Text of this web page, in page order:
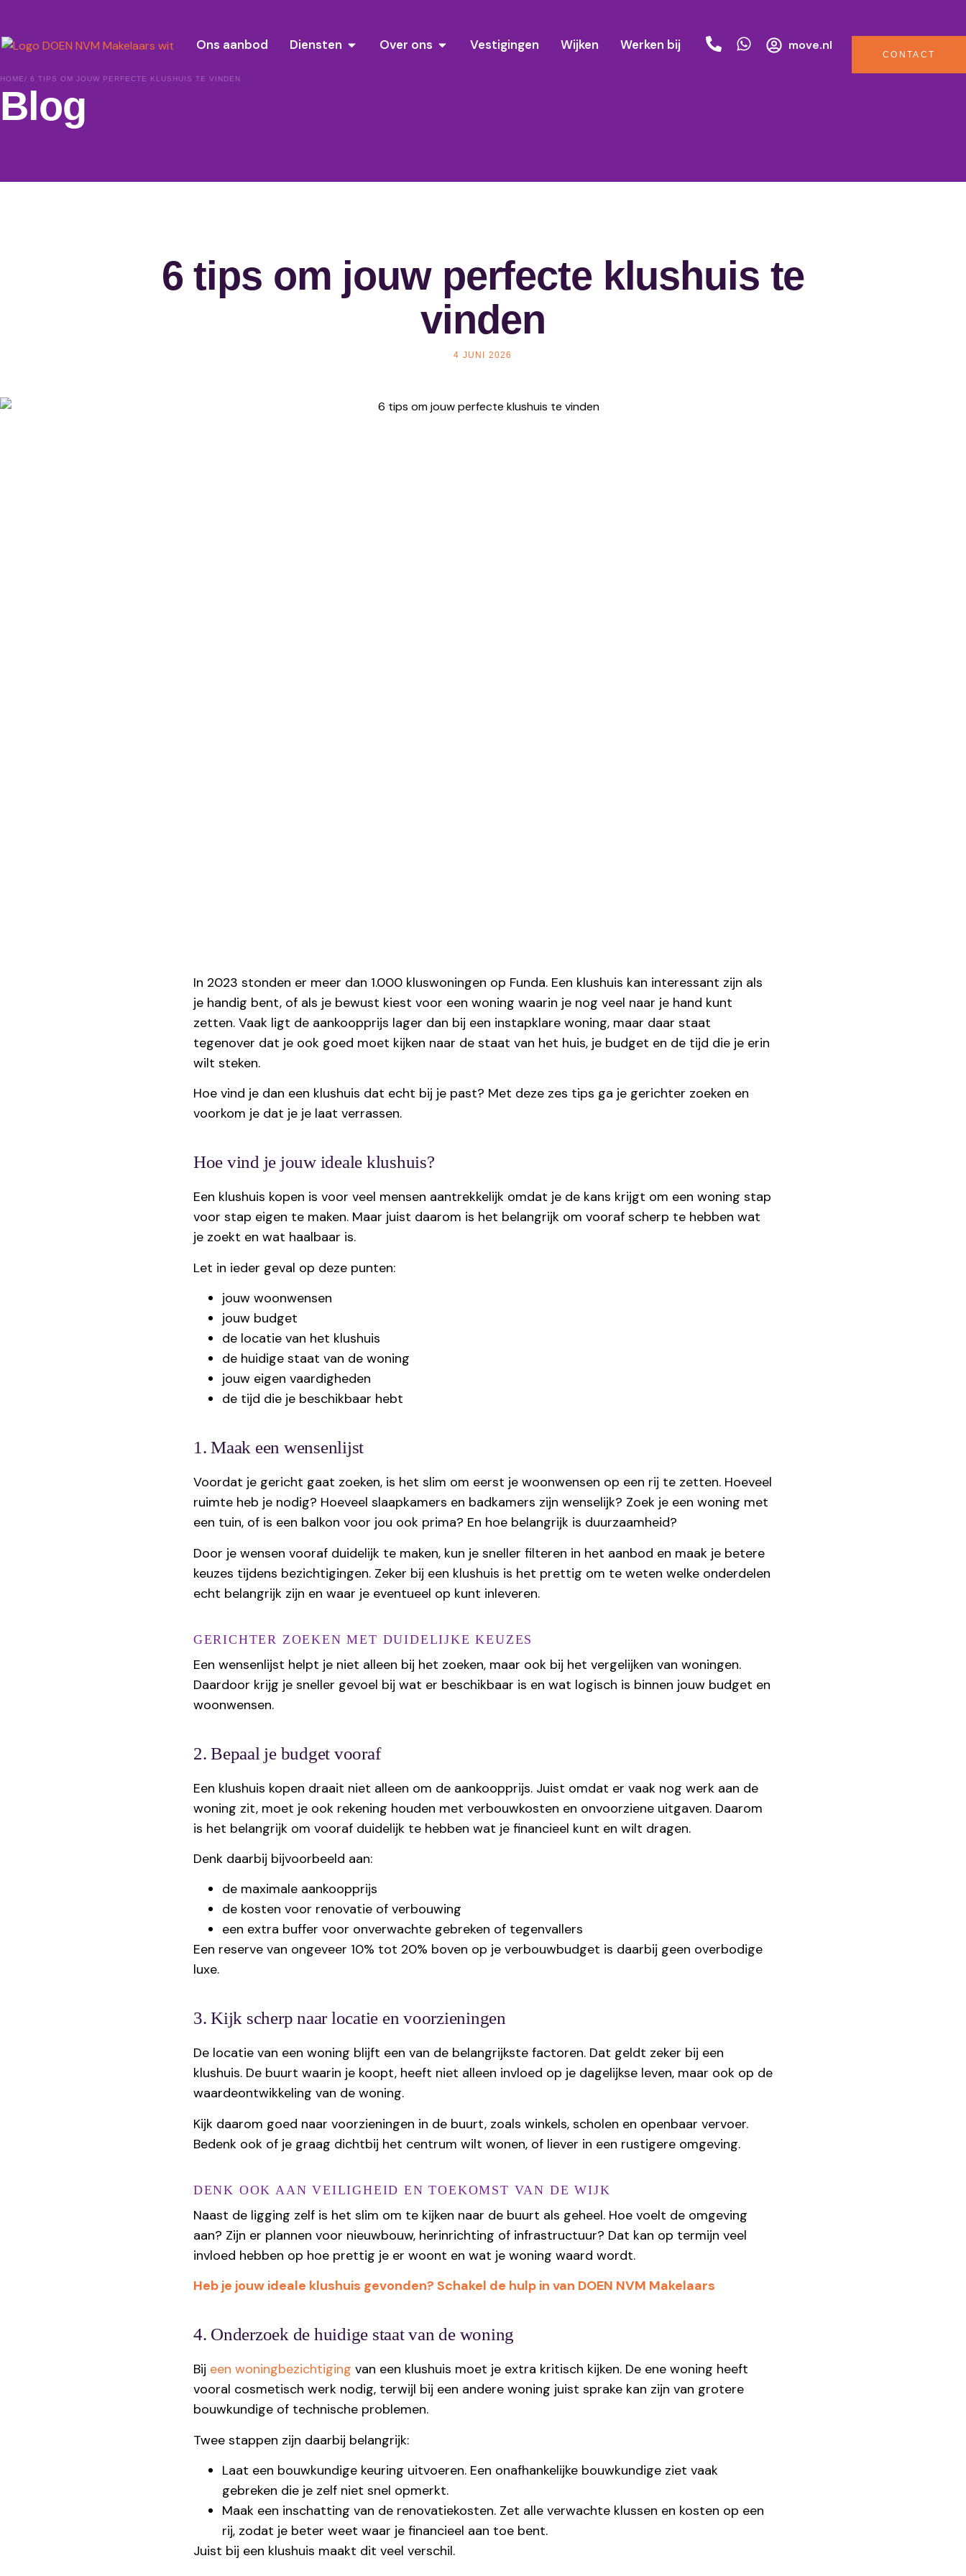
Ons aanbod Diensten Over ons Vestigingen Wijken Werken bij move.nl
CONTACT
HOME/ 6 TIPS OM JOUW PERFECTE KLUSHUIS TE VINDEN
Blog
6 tips om jouw perfecte klushuis te
vinden
4 JUNI 2026
In 2023 stonden er meer dan 1.000 kluswoningen op Funda. Een klushuis kan interessant zijn als
je handig bent, of als je bewust kiest voor een woning waarin je nog veel naar je hand kunt
zetten. Vaak ligt de aankoopprijs lager dan bij een instapklare woning, maar daar staat
tegenover dat je ook goed moet kijken naar de staat van het huis, je budget en de tijd die je erin
wilt steken.
Hoe vind je dan een klushuis dat echt bij je past? Met deze zes tips ga je gerichter zoeken en
voorkom je dat je je laat verrassen.
Hoe vind je jouw ideale klushuis?
Een klushuis kopen is voor veel mensen aantrekkelijk omdat je de kans krijgt om een woning stap
voor stap eigen te maken. Maar juist daarom is het belangrijk om vooraf scherp te hebben wat
je zoekt en wat haalbaar is.
Let in ieder geval op deze punten:
jouw woonwensen
jouw budget
de locatie van het klushuis
de huidige staat van de woning
jouw eigen vaardigheden
de tijd die je beschikbaar hebt
1. Maak een wensenlijst
Voordat je gericht gaat zoeken, is het slim om eerst je woonwensen op een rij te zetten. Hoeveel
ruimte heb je nodig? Hoeveel slaapkamers en badkamers zijn wenselijk? Zoek je een woning met
een tuin, of is een balkon voor jou ook prima? En hoe belangrijk is duurzaamheid?
Door je wensen vooraf duidelijk te maken, kun je sneller filteren in het aanbod en maak je betere
keuzes tijdens bezichtigingen. Zeker bij een klushuis is het prettig om te weten welke onderdelen
echt belangrijk zijn en waar je eventueel op kunt inleveren.
GERICHTER ZOEKEN MET DUIDELIJKE KEUZES
Een wensenlijst helpt je niet alleen bij het zoeken, maar ook bij het vergelijken van woningen.
Daardoor krijg je sneller gevoel bij wat er beschikbaar is en wat logisch is binnen jouw budget en
woonwensen.
2. Bepaal je budget vooraf
Een klushuis kopen draait niet alleen om de aankoopprijs. Juist omdat er vaak nog werk aan de
woning zit, moet je ook rekening houden met verbouwkosten en onvoorziene uitgaven. Daarom
is het belangrijk om vooraf duidelijk te hebben wat je financieel kunt en wilt dragen.
Denk daarbij bijvoorbeeld aan:
de maximale aankoopprijs
de kosten voor renovatie of verbouwing
een extra buffer voor onverwachte gebreken of tegenvallers
Een reserve van ongeveer 10% tot 20% boven op je verbouwbudget is daarbij geen overbodige
luxe.
3. Kijk scherp naar locatie en voorzieningen
De locatie van een woning blijft een van de belangrijkste factoren. Dat geldt zeker bij een
klushuis. De buurt waarin je koopt, heeft niet alleen invloed op je dagelijkse leven, maar ook op de
waardeontwikkeling van de woning.
Kijk daarom goed naar voorzieningen in de buurt, zoals winkels, scholen en openbaar vervoer.
Bedenk ook of je graag dichtbij het centrum wilt wonen, of liever in een rustigere omgeving.
DENK OOK AAN VEILIGHEID EN TOEKOMST VAN DE WIJK
Naast de ligging zelf is het slim om te kijken naar de buurt als geheel. Hoe voelt de omgeving
aan? Zijn er plannen voor nieuwbouw, herinrichting of infrastructuur? Dat kan op termijn veel
invloed hebben op hoe prettig je er woont en wat je woning waard wordt.
Heb je jouw ideale klushuis gevonden? Schakel de hulp in van DOEN NVM Makelaars
4. Onderzoek de huidige staat van de woning
Bij een woningbezichtiging van een klushuis moet je extra kritisch kijken. De ene woning heeft
vooral cosmetisch werk nodig, terwijl bij een andere woning juist sprake kan zijn van grotere
bouwkundige of technische problemen.
Twee stappen zijn daarbij belangrijk:
Laat een bouwkundige keuring uitvoeren. Een onafhankelijke bouwkundige ziet vaak
gebreken die je zelf niet snel opmerkt.
Maak een inschatting van de renovatiekosten. Zet alle verwachte klussen en kosten op een
rij, zodat je beter weet waar je financieel aan toe bent.
Juist bij een klushuis maakt dit veel verschil.